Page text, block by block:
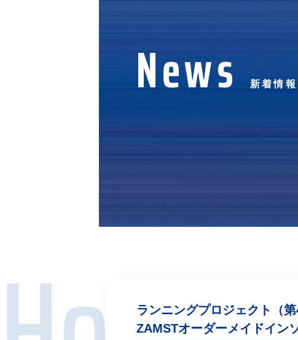
News 新着情報
ランニングプロジェクト（
ZAMSTオーダーメイドイン